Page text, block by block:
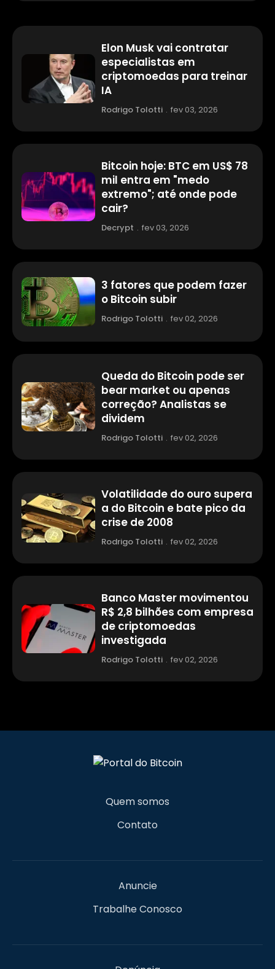
Elon Musk vai contratar
especialistas em
criptomoedas para treinar
IA
Rodrigo Tolotti . fev 03, 2026
Bitcoin hoje: BTC em US$ 78
mil entra em "medo
extremo"; até onde pode
cair?
Decrypt . fev 03, 2026
3 fatores que podem fazer
o Bitcoin subir
Rodrigo Tolotti . fev 02, 2026
Queda do Bitcoin pode ser
bear market ou apenas
correção? Analistas se
dividem
Rodrigo Tolotti . fev 02, 2026
Volatilidade do ouro supera
a do Bitcoin e bate pico da
crise de 2008
Rodrigo Tolotti . fev 02, 2026
Banco Master movimentou
R$ 2,8 bilhões com empresa
de criptomoedas
investigada
Rodrigo Tolotti . fev 02, 2026
Quem somos
Contato
Anuncie
Trabalhe Conosco